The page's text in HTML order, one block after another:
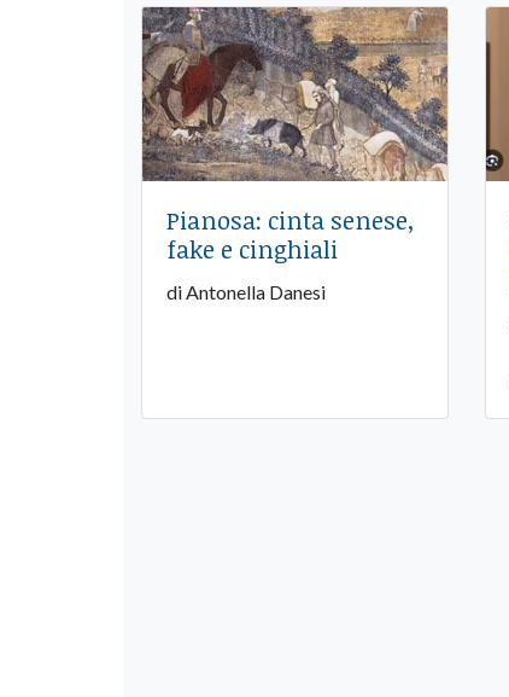
Pianosa: cinta senese,
fake e cinghiali
di Antonella Danesi